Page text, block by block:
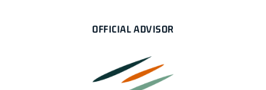
OFFICIAL ADVISOR